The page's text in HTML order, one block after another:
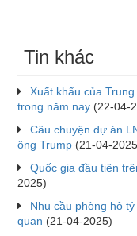
Tin khác
Xuất khẩu của
trong năm nay (22-04-
Câu chuyện dự án
ông Trump (21-04-
Quốc gia đầu tiên
2025)
Nhu cầu phòng hộ
quan (21-04-2025)